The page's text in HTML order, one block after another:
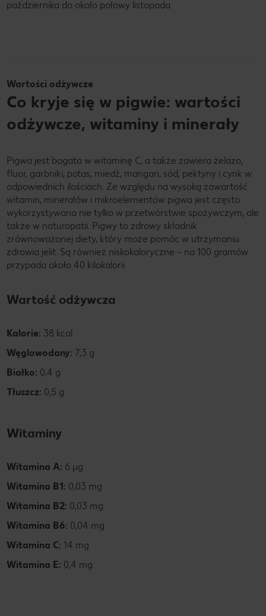
października do około połowy listopada.
Wartości odżywcze
Co kryje się w pigwie: wartości
odżywcze, witaminy i minerały
Pigwa jest bogata w witaminę C, a także zawiera żelazo,
fluor, garbniki, potas, miedź, mangan, sód, pektyny i cynk w
odpowiednich ilościach. Ze względu na wysoką zawartość
witamin, minerałów i mikroelementów pigwa jest często
wykorzystywana nie tylko w przetwórstwie spożywczym, ale
także w naturopatii. Pigwy to zdrowy składnik
zrównoważonej diety, który może pomóc w utrzymaniu
zdrowia jelit. Są również niskokaloryczne – na 100 gramów
przypada około 40 kilokalorii.
Wartość odżywcza
Kalorie: 38 kcal
Węglowodany: 7,3 g
Białko: 0,4 g
Tłuszcz: 0,5 g
Witaminy
Witamina A: 6 µg
Witamina B1: 0,03 mg
Witamina B2: 0,03 mg
Witamina B6: 0,04 mg
Witamina C: 14 mg
Witamina E: 0,4 mg